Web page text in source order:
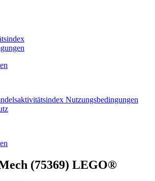
Nutzungsbedingungen
(75369) LEGO®